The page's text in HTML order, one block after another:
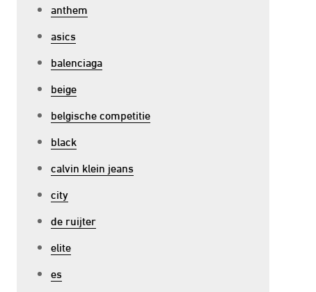
anthem
asics
balenciaga
beige
belgische competitie
black
calvin klein jeans
city
de ruijter
elite
es